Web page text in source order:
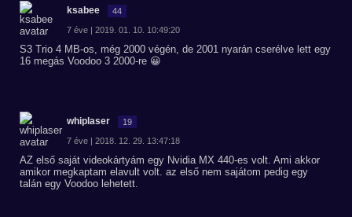
ksabee 44
7 éve | 2019. 01. 10. 10:49:20
S3 Trio 4 MB-os, még 2000 végén, de 2001 nyarán cserélve lett egy
16 megás Voodoo 3 2000-re 😀
whiplaser 19
7 éve | 2018. 12. 29. 13:47:18
AZ első saját videokártyám egy Nvidia MX 440-es volt. Ami akkor
amikor megkaptam elavult volt. az első nem sajátom pedig egy
talán egy Voodoo lehetett.